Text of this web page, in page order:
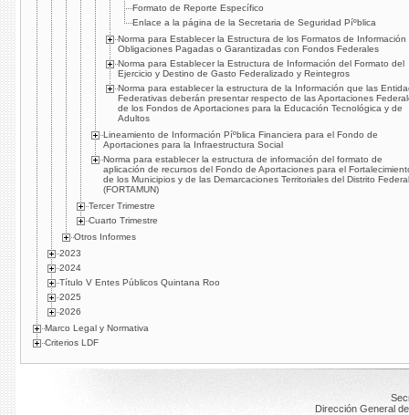
Formato de Reporte Especí­fico
Enlace a la página de la Secretaria de Seguridad Píºblica
Norma para Establecer la Estructura de los Formatos de Información
Obligaciones Pagadas o Garantizadas con Fondos Federales
Norma para Establecer la Estructura de Información del Formato del
Ejercicio y Destino de Gasto Federalizado y Reintegros
Norma para establecer la estructura de la Información que las
Federativas deberán presentar respecto de las Aportaciones
de los Fondos de Aportaciones para la Educación Tecnológica y de
Adultos
Lineamiento de Información Píºblica Financiera para el Fondo de
Aportaciones para la Infraestructura Social
Norma para establecer la estructura de información del formato de
aplicación de recursos del Fondo de Aportaciones para el
de los Municipios y de las Demarcaciones Territoriales del Distrito Federal
(FORTAMUN)
Tercer Trimestre
Cuarto Trimestre
Otros Informes
2023
2024
Título V Entes Públicos Quintana Roo
2025
2026
Marco Legal y Normativa
Criterios LDF
Dirección General